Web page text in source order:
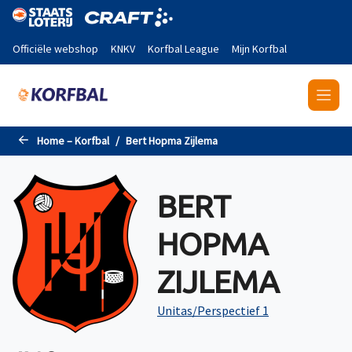
Naar de hoofdinhoud gaan
Officiële webshop KNKV Korfbal League Mijn Korfbal
Home – Korfbal Bert Hopma Zijlema
BERT
HOPMA
ZIJLEMA
Unitas/Perspectief 1